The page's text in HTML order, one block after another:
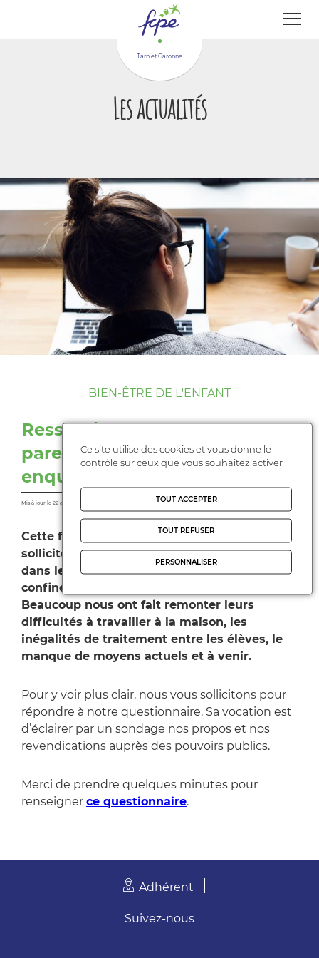
Tarn et Garonne
Les actualités
BIEN-ÊTRE DE L'ENFANT
Ressenti des élèves et des
parents - Répondez à notre
enquête
Mis à jour le 22 avril 2021
Cette fois encore, les parents ont été
sollicités pour accompagner leurs enfants
dans leur scolarité durant ce troisième
confinement.
Beaucoup nous ont fait remonter leurs
difficultés à travailler à la maison, les
inégalités de traitement entre les élèves, le
manque de moyens actuels et à venir.
Pour y voir plus clair, nous vous sollicitons pour
répondre à notre questionnaire. Sa vocation est
d’éclairer par un sondage nos propos et nos
revendications auprès des pouvoirs publics.
Merci de prendre quelques minutes pour
renseigner ce questionnaire.
Adhérent
Suivez-nous
Panneau de gestion des cookies
Ce site utilise des cookies et vous donne le
contrôle sur ceux que vous souhaitez activer
TOUT ACCEPTER
TOUT REFUSER
PERSONNALISER